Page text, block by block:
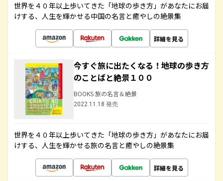
世界を４０年以上歩いてきた「地球の歩き方」があなたにお届
けする、人生を輝かせる中国の名言と癒やしの絶景集
詳細を見る
今すぐ旅に出たくなる！地球の歩き方
のことばと絶景１００
BOOKS 旅の名言＆絶景
2022.11.18 発売
世界を４０年以上歩いてきた「地球の歩き方」があなたにお届
けする、人生を輝かせる旅の名言と癒やしの絶景集
詳細を見る